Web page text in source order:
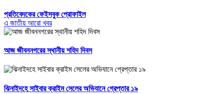
প্রতিবেদকের ফেইসবুক প্রোফাইল
এ জাতীয় আরো খবর
আজ জীবননগরের স্থানীয় শহিদ দিবস
ঝিনাইদহে সাইবার ক্রাইম সেলের অভিযানে গ্রেপ্তার ১৯